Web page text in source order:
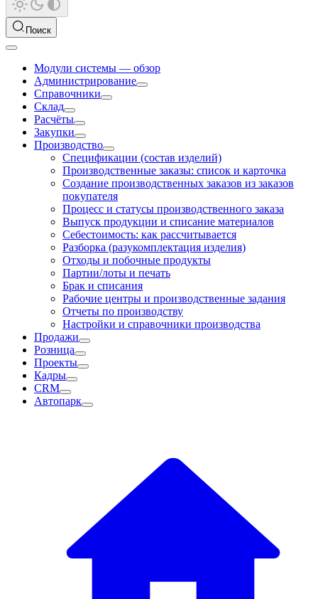
Поиск
Модули системы — обзор
Администрирование
Справочники
Склад
Расчёты
Закупки
Производство
Спецификации (состав изделий)
Производственные заказы: список и карточка
Создание производственных заказов из заказов
покупателя
Процесс и статусы производственного заказа
Выпуск продукции и списание материалов
Себестоимость: как рассчитывается
Разборка (разукомплектация изделия)
Отходы и побочные продукты
Партии/лоты и печать
Брак и списания
Рабочие центры и производственные задания
Отчеты по производству
Настройки и справочники производства
Продажи
Розница
Проекты
Кадры
CRM
Автопарк